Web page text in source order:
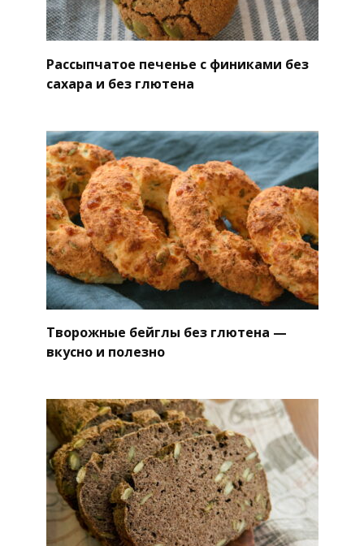
Рассыпчатое печенье с финиками без
сахара и без глютена
Творожные бейглы без глютена —
вкусно и полезно